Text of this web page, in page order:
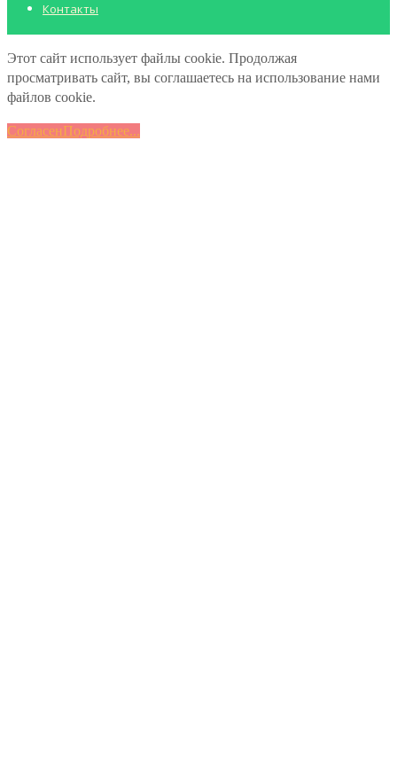
Контакты
Этот сайт использует файлы cookie. Продолжая
просматривать сайт, вы соглашаетесь на использование нами
файлов cookie.
СогласенПодробнее...